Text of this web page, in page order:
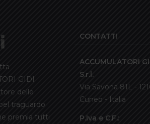
GIDI
delle
traguardo
premia tutti
CONTATTI
ACCUMULATORI
S.r.l.
Via Savona 81L -
Cuneo - Italia
P.Iva e C.F.: